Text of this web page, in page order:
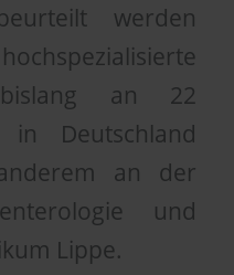
werden
an 22
in Deutschland
an der
und
Lippe.